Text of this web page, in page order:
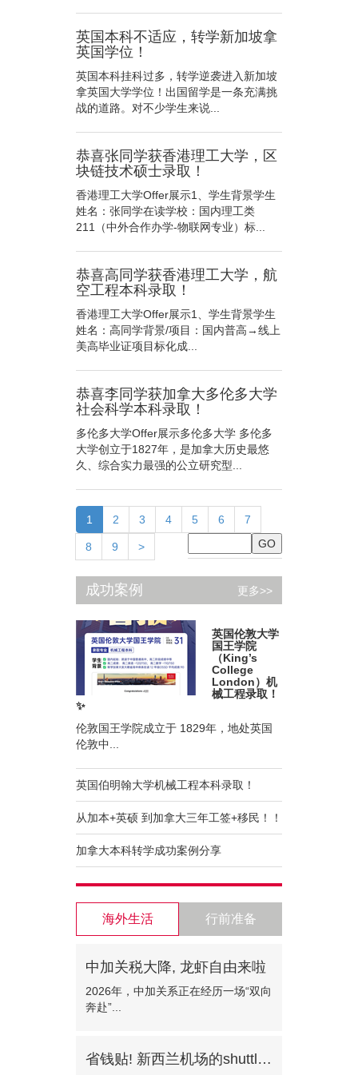
英国本科不适应，转学新加坡拿
英国学位！
英国本科挂科过多，转学逆袭进入新加坡
拿英国大学学位！出国留学是一条充满挑
战的道路。对不少学生来说...
恭喜张同学获香港理工大学，区
块链技术硕士录取！
香港理工大学Offer展示1、学生背景学生
姓名：张同学在读学校：国内理工类
211（中外合作办学-物联网专业）标...
恭喜高同学获香港理工大学，航
空工程本科录取！
香港理工大学Offer展示1、学生背景学生
姓名：高同学背景/项目：国内普高→线上
美高毕业证项目标化成...
恭喜李同学获加拿大多伦多大学
社会科学本科录取！
多伦多大学Offer展示多伦多大学 多伦多
大学创立于1827年，是加拿大历史最悠
久、综合实力最强的公立研究型...
1 (current)
2 3 4 5 6 7
8 9 >
成功案例 更多>>
英国伦敦大学
国王学院
（King’s
College
London）机
械工程录取！
✨
伦敦国王学院成立于 1829年，地处英国
伦敦中...
英国伯明翰大学机械工程本科录取！
从加本+英硕 到加拿大三年工签+移民！！
加拿大本科转学成功案例分享
海外生活 行前准备
中加关税大降, 龙虾自由来啦
2026年，中加关系正在经历一场“双向
奔赴”...
省钱贴! 新西兰机场的shuttle bus!—门对门只需30纽币